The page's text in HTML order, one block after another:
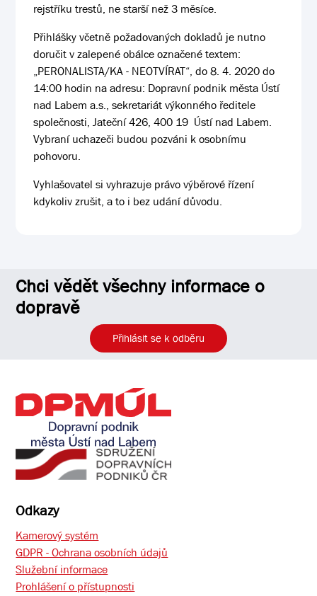
rejstříku trestů, ne starší než 3 měsíce.
Přihlášky včetně požadovaných dokladů je nutno
doručit v zalepené obálce označené textem:
„PERONALISTA/KA - NEOTVÍRAT“, do 8. 4. 2020 do
14:00 hodin na adresu: Dopravní podnik města Ústí
nad Labem a.s., sekretariát výkonného ředitele
společnosti, Jateční 426, 400 19 Ústí nad Labem.
Vybraní uchazeči budou pozváni k osobnímu
pohovoru.
Vyhlašovatel si vyhrazuje právo výběrové řízení
kdykoliv zrušit, a to i bez udání důvodu.
Chci vědět všechny informace o
dopravě
Přihlásit se k odběru
Odkazy
Kamerový systém
GDPR - Ochrana osobních údajů
Služební informace
Prohlášení o přístupnosti